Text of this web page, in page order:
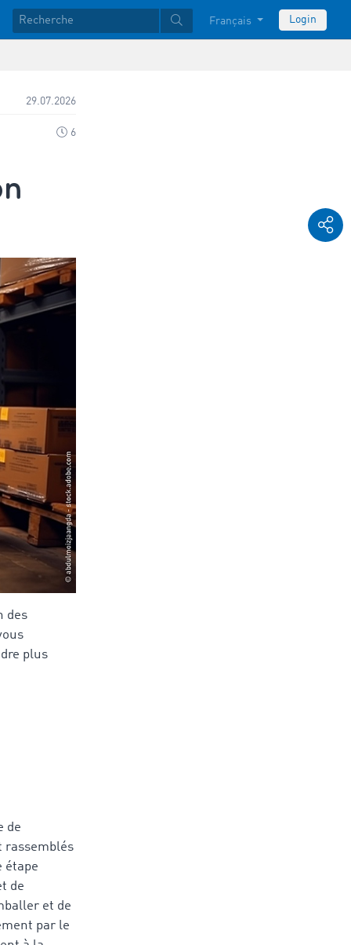
Français Login
29.07.2026
6
des
plus
de
rassemblés
étape
de
et de
par le